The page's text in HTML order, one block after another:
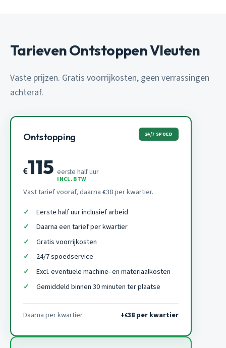
Tarieven Ontstoppen Vleuten
Vaste prijzen. Gratis voorrijkosten, geen verrassingen
achteraf.
Ontstopping 24/7 SPOED
€115 eerste half uur
INCL. BTW
Vast tarief vooraf, daarna €38 per kwartier.
Eerste half uur inclusief arbeid
Daarna een tarief per kwartier
Gratis voorrijkosten
24/7 spoedservice
Excl. eventuele machine- en materiaalkosten
Gemiddeld binnen 30 minuten ter plaatse
Daarna per kwartier +€38 per kwartier